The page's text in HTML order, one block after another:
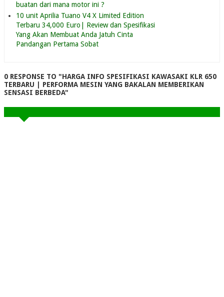
buatan dari mana motor ini ?
10 unit Aprilia Tuano V4 X Limited Edition
Terbaru 34,000 Euro| Review dan Spesifikasi
Yang Akan Membuat Anda Jatuh Cinta
Pandangan Pertama Sobat
0 RESPONSE TO "HARGA INFO SPESIFIKASI KAWASAKI KLR 650
TERBARU | PERFORMA MESIN YANG BAKALAN MEMBERIKAN
SENSASI BERBEDA"